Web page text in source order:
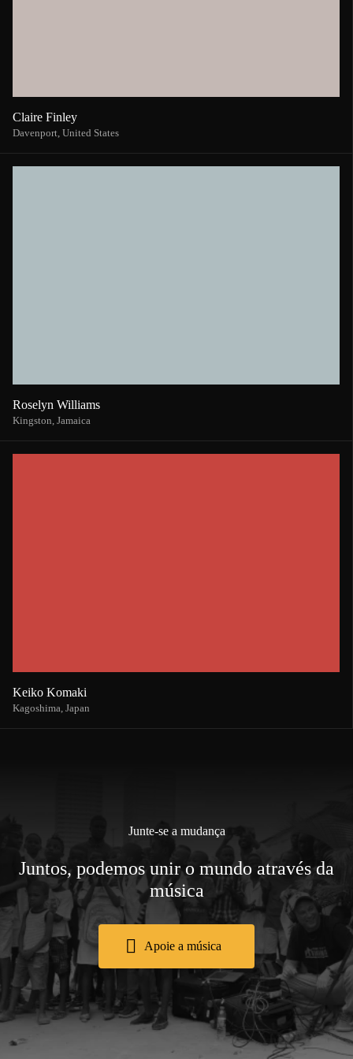
Claire Finley
Davenport, United States
Roselyn Williams
Kingston, Jamaica
Keiko Komaki
Kagoshima, Japan
Junte-se a mudança
Juntos, podemos unir o mundo através da
música
Apoie a música